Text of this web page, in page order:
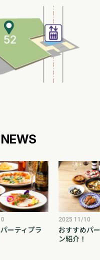
ーティプラ
2025 11/10
おすすめパ
ン紹介！